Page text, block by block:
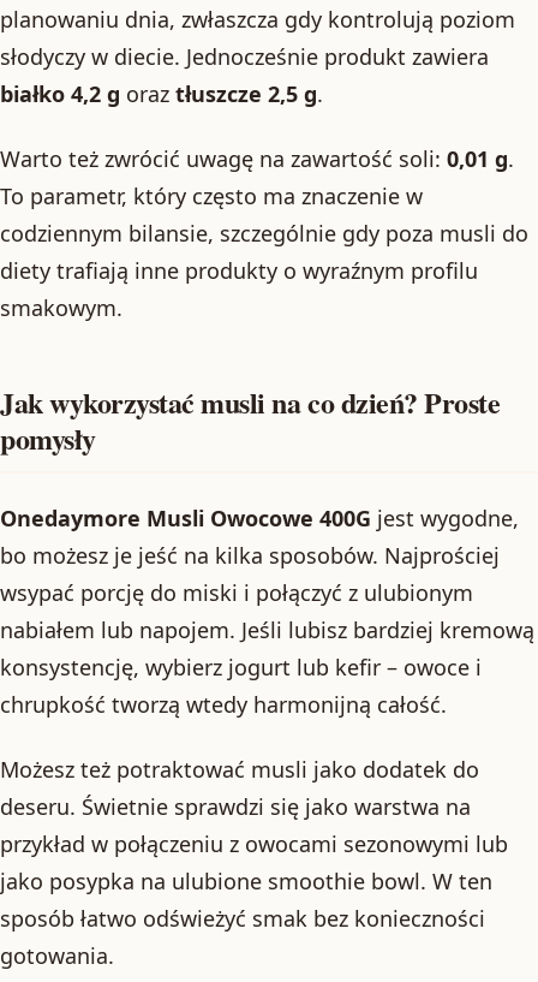
planowaniu dnia, zwłaszcza gdy kontrolują poziom
słodyczy w diecie. Jednocześnie produkt zawiera
białko 4,2 g oraz tłuszcze 2,5 g.
Warto też zwrócić uwagę na zawartość soli: 0,01 g.
To parametr, który często ma znaczenie w
codziennym bilansie, szczególnie gdy poza musli do
diety trafiają inne produkty o wyraźnym profilu
smakowym.
Jak wykorzystać musli na co dzień? Proste
pomysły
Onedaymore Musli Owocowe 400G jest wygodne,
bo możesz je jeść na kilka sposobów. Najprościej
wsypać porcję do miski i połączyć z ulubionym
nabiałem lub napojem. Jeśli lubisz bardziej kremową
konsystencję, wybierz jogurt lub kefir – owoce i
chrupkość tworzą wtedy harmonijną całość.
Możesz też potraktować musli jako dodatek do
deseru. Świetnie sprawdzi się jako warstwa na
przykład w połączeniu z owocami sezonowymi lub
jako posypka na ulubione smoothie bowl. W ten
sposób łatwo odświeżyć smak bez konieczności
gotowania.